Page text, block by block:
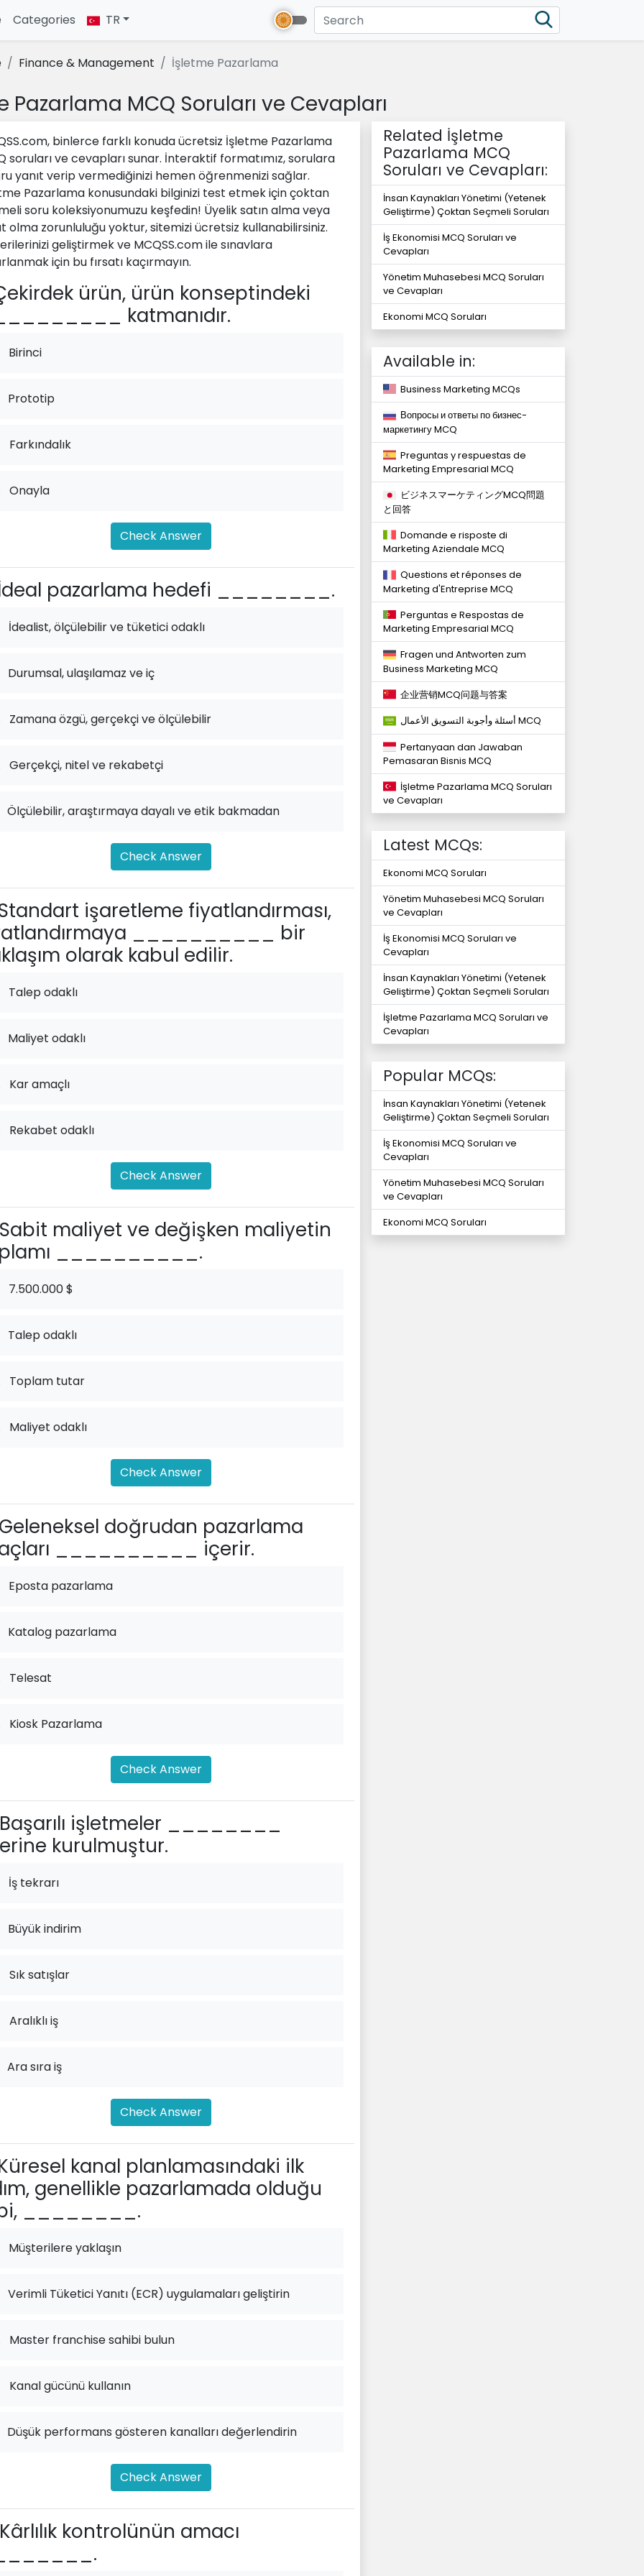
(current)
Categories TR
Finance & Management İşletme Pazarlama
Pazarlama MCQ Soruları ve Cevapları
binlerce farklı konuda ücretsiz İşletme Pazarlama
soruları ve cevapları sunar. İnteraktif formatımız, sorulara
yanıt verip vermediğinizi hemen öğrenmenizi sağlar.
Pazarlama konusundaki bilginizi test etmek için çoktan
soru koleksiyonumuzu keşfedin! Üyelik satın alma veya
olma zorunluluğu yoktur, sitemizi ücretsiz kullanabilirsiniz.
geliştirmek ve MCQSS.com ile sınavlara
için bu fırsatı kaçırmayın.
ürün, ürün konseptindeki
katmanıdır.
Birinci
Prototip
Farkındalık
Onayla
Check Answer
pazarlama hedefi ________.
İdealist, ölçülebilir ve tüketici odaklı
Durumsal, ulaşılamaz ve iç
Zamana özgü, gerçekçi ve ölçülebilir
Gerçekçi, nitel ve rekabetçi
Ölçülebilir, araştırmaya dayalı ve etik bakmadan
Check Answer
işaretleme fiyatlandırması,
__________ bir
olarak kabul edilir.
Talep odaklı
Maliyet odaklı
Kar amaçlı
Rekabet odaklı
Check Answer
Sabit maliyet ve değişken maliyetin
__________.
7.500.000 $
Talep odaklı
Toplam tutar
Maliyet odaklı
Check Answer
Geleneksel doğrudan pazarlama
__________ içerir.
Eposta pazarlama
Katalog pazarlama
Telesat
Kiosk Pazarlama
Check Answer
Başarılı işletmeler ________
kurulmuştur.
İş tekrarı
Büyük indirim
Sık satışlar
Aralıklı iş
Ara sıra iş
Check Answer
kanal planlamasındaki ilk
genellikle pazarlamada olduğu
________.
Müşterilere yaklaşın
Verimli Tüketici Yanıtı (ECR) uygulamaları geliştirin
Master franchise sahibi bulun
Kanal gücünü kullanın
Düşük performans gösteren kanalları değerlendirin
Check Answer
Kârlılık kontrolünün amacı
Related İşletme
Pazarlama MCQ
Soruları ve Cevapları:
İnsan Kaynakları Yönetimi (Yetenek
Geliştirme) Çoktan Seçmeli Soruları
İş Ekonomisi MCQ Soruları ve
Cevapları
Yönetim Muhasebesi MCQ Soruları
ve Cevapları
Ekonomi MCQ Soruları
Available in:
Business Marketing MCQs
Вопросы и ответы по бизнес-
маркетингу MCQ
Preguntas y respuestas de
Marketing Empresarial MCQ
ビジネスマーケティングMCQ問題
と回答
Domande e risposte di
Marketing Aziendale MCQ
Questions et réponses de
Marketing d'Entreprise MCQ
Perguntas e Respostas de
Marketing Empresarial MCQ
Fragen und Antworten zum
Business Marketing MCQ
企业营销MCQ问题与答案
أسئلة وأجوبة التسويق الأعمال MCQ
Pertanyaan dan Jawaban
Pemasaran Bisnis MCQ
İşletme Pazarlama MCQ Soruları
ve Cevapları
Latest MCQs:
Ekonomi MCQ Soruları
Yönetim Muhasebesi MCQ Soruları
ve Cevapları
İş Ekonomisi MCQ Soruları ve
Cevapları
İnsan Kaynakları Yönetimi (Yetenek
Geliştirme) Çoktan Seçmeli Soruları
İşletme Pazarlama MCQ Soruları ve
Cevapları
Popular MCQs:
İnsan Kaynakları Yönetimi (Yetenek
Geliştirme) Çoktan Seçmeli Soruları
İş Ekonomisi MCQ Soruları ve
Cevapları
Yönetim Muhasebesi MCQ Soruları
ve Cevapları
Ekonomi MCQ Soruları